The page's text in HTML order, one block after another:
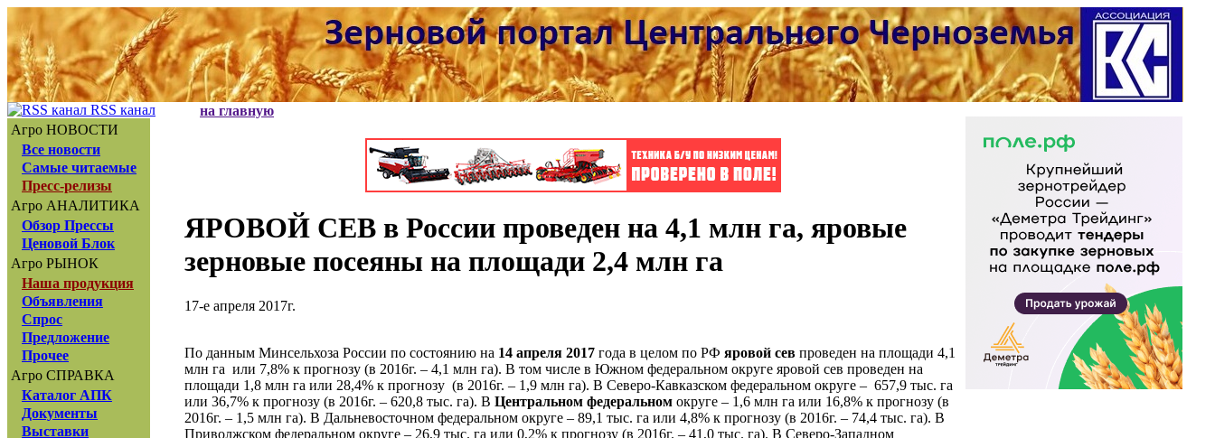
RSS канал
Агро НОВОСТИ
Все новости
Самые читаемые
Пресс-релизы
Агро АНАЛИТИКА
Обзор Прессы
Ценовой Блок
Агро РЫНОК
Наша продукция
Объявления
Спрос
Предложение
Прочее
Агро СПРАВКА
Каталог АПК
Документы
Выставки
на главную
ЯРОВОЙ СЕВ в России проведен на 4,1 млн га, яровые
зерновые посеяны на площади 2,4 млн га
17-е апреля 2017г.
По данным Минсельхоза России по состоянию на 14 апреля 2017 года в целом по РФ яровой сев проведен на площади 4,1
млн га или 7,8% к прогнозу (в 2016г. – 4,1 млн га). В том числе в Южном федеральном округе яровой сев проведен на
площади 1,8 млн га или 28,4% к прогнозу (в 2016г. – 1,9 млн га). В Северо-Кавказском федеральном округе – 657,9 тыс. га
или 36,7% к прогнозу (в 2016г. – 620,8 тыс. га). В Центральном федеральном округе – 1,6 млн га или 16,8% к прогнозу (в
2016г. – 1,5 млн га). В Дальневосточном федеральном округе – 89,1 тыс. га или 4,8% к прогнозу (в 2016г. – 74,4 тыс. га). В
Приволжском федеральном округе – 26,9 тыс. га или 0,2% к прогнозу (в 2016г. – 41,0 тыс. га). В Северо-Западном